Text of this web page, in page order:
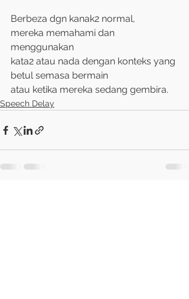
Berbeza dgn kanak2 normal,
mereka memahami dan
menggunakan
kata2 atau nada dengan konteks yang
betul semasa bermain
atau ketika mereka sedang gembira.
Speech Delay